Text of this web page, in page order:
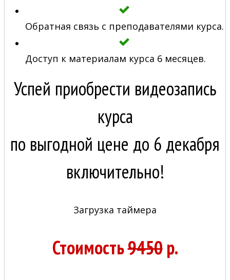
Обратная связь с преподавателями курса.
Доступ к материалам курса 6 месяцев.
Успей приобрести видеозапись
курса
по выгодной цене до 6 декабря
включительно!
Загрузка таймера
Стоимость9450р.